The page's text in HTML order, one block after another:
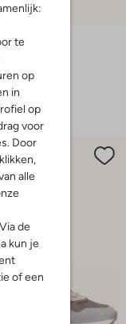
te
op
in
op
voor
Door
alle
de
kun je
of een
kleuren